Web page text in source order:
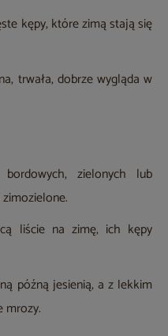
kępy, które zimą stają się
trwała, dobrze wygląda w
zielonych lub
liście na zimę, ich kępy
późną jesienią, a z lekkim
mrozy.